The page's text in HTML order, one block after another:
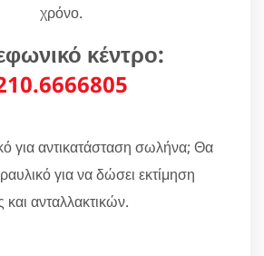
χρόνο.
κέντρο:
για αντικατάσταση σωλήνα; Θα
για να δώσει εκτίμηση
ανταλλακτικών.